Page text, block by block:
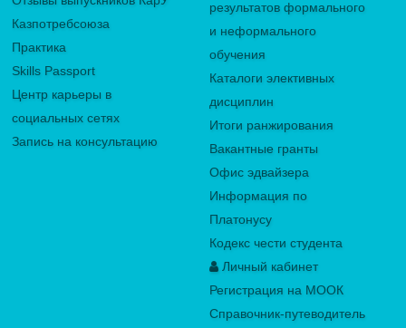
Казпотребсоюза
Практика
Skills Passport
Центр карьеры в
социальных сетях
Запись на консультацию
результатов формального
и неформального
обучения
Каталоги элективных
дисциплин
Итоги ранжирования
Вакантные гранты
Офис эдвайзера
Информация по
Платонусу
Кодекс чести студента
Личный кабинет
Регистрация на МООК
Справочник-путеводитель